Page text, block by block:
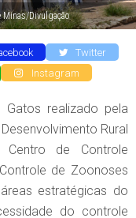
Minas/Divulgação
Twitter
Instagram
realizado pela
Rural
de Controle
de Zoonoses
estratégicas do
do controle